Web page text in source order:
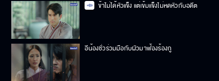
ข้าไม่ได้หัวแข็ง แต่เข้มแข็งไม่หดหัวกับอดีต
อีน้องชั่วร่วมมือกับผัวมาฟ้องร้องกู